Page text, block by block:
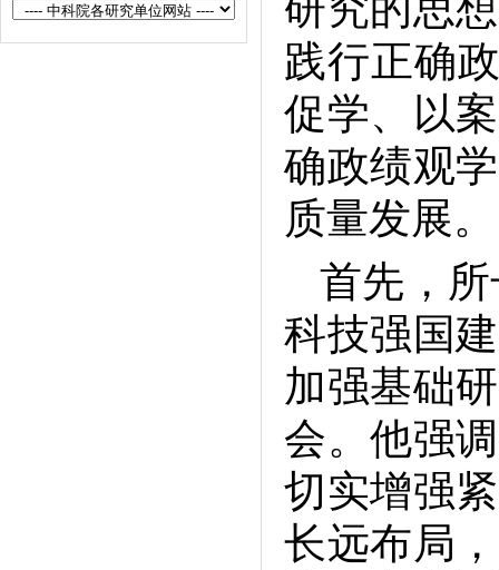
践行正确
促学、以
确政绩观
质量发
首先，
科技强国
加强基础
会。他强
切实增强
长远布局